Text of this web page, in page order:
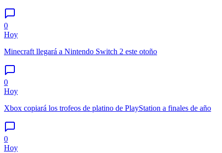
0
Hoy
Minecraft llegará a Nintendo Switch 2 este otoño
0
Hoy
Xbox copiará los trofeos de platino de PlayStation a finales de año
0
Hoy